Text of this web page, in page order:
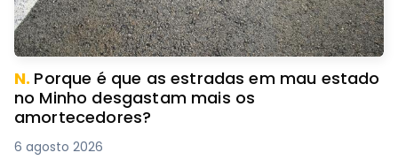
N. Porque é que as estradas em mau estado
no Minho desgastam mais os
amortecedores?
6 agosto 2026